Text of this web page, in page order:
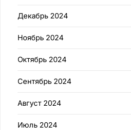
Декабрь 2024
Ноябрь 2024
Октябрь 2024
Сентябрь 2024
Август 2024
Июль 2024